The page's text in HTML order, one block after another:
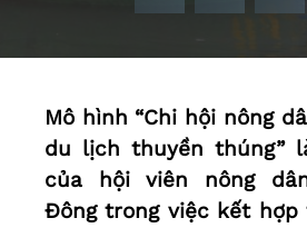
Mô hình “Chi hội nông
du lịch thuyền thúng”
của hội viên nông
Đông trong việc kết hợp